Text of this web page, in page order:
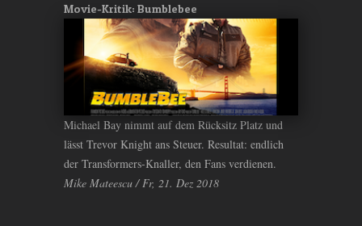
Movie-Kritik: Bumblebee
Michael Bay nimmt auf dem Rücksitz Platz und
lässt Trevor Knight ans Steuer. Resultat: endlich
der Transformers-Knaller, den Fans verdienen.
Mike Mateescu / Fr, 21. Dez 2018